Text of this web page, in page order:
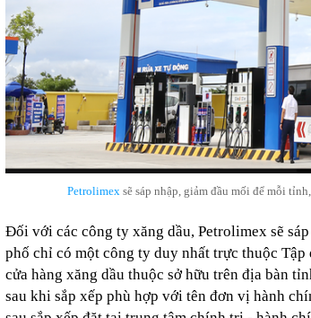
Petrolimex sẽ sáp nhập, giảm đầu mối để mỗi
Đối với các công ty xăng dầu, Petrolimex sẽ
phố chỉ có một công ty duy nhất trực thuộc
cửa hàng xăng dầu thuộc sở hữu trên địa bàn
sau khi sắp xếp phù hợp với tên đơn vị hành